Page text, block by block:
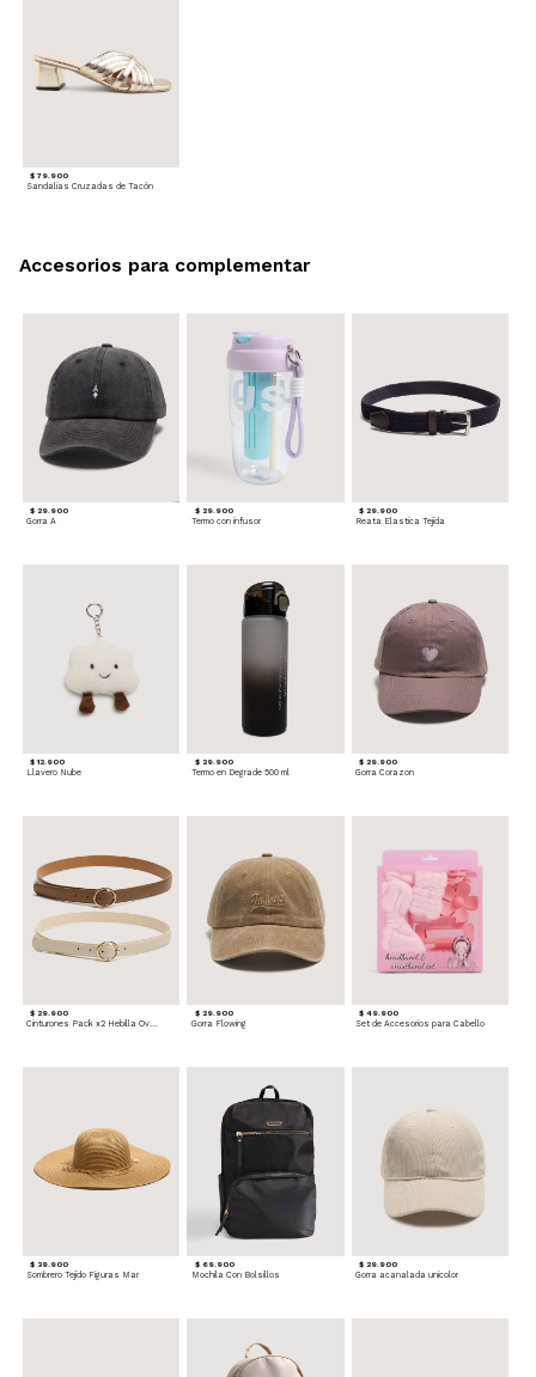
$ 79.900
Sandalias Cruzadas de Tacón
$ 29.900
Gorra A
$ 29.900
Termo con infusor
$ 29.900
Reata Elastica Tejida
$ 12.900
Llavero Nube
$ 29.900
Termo en Degrade 500 ml
$ 29.900
Gorra Corazon
$ 29.900 $ 29.900
Gorra Flowing
$ 49.900
Set de Accesorios para Cabello
$ 39.900
Sombrero Tejido Figuras Mar
$ 69.900
Mochila Con Bolsillos
$ 29.900
Gorra acanalada unicolor
Accesorios para complementar